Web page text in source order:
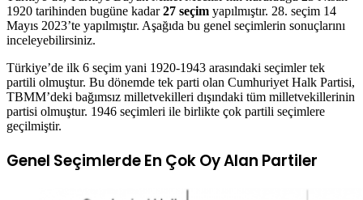
1920 tarihinden bugüne kadar27 seçim yapılmıştır. 28. seçim 14
Mayıs 2023’te yapılmıştır. Aşağıda bu genel seçimlerin sonuçlarını
inceleyebilirsiniz.
Türkiye’de ilk 6 seçim yani 1920-1943 arasındaki seçimler tek
partili olmuştur. Bu dönemde tek parti olan Cumhuriyet Halk Partisi,
TBMM’deki bağımsız milletvekilleri dışındaki tüm milletvekillerinin
partisi olmuştur. 1946 seçimleri ile birlikte çok partili seçimlere
geçilmiştir.
Genel Seçimlerde En Çok Oy Alan Partiler